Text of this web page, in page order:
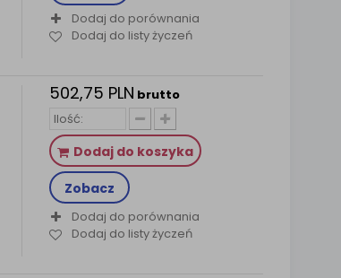
Dodaj do porównania
Dodaj do listy życzeń
502,75 PLN brutto
Dodaj do koszyka
Zobacz
Dodaj do porównania
Dodaj do listy życzeń